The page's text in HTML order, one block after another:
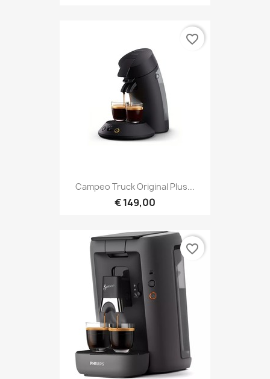
Campeo Truck Original Plus...
€ 149,00
favorite_border
favorite_border